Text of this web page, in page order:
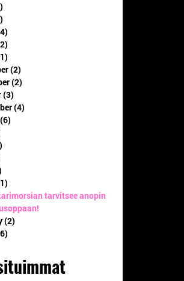
(2)
(2)
(3)
(4)
tarvitsee anopin
(2)